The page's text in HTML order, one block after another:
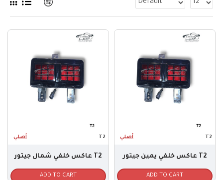
أصلي T2
عاكس خلفي شمال جيتور T2
ADD TO CART
أصلي T2
عاكس خلفي يمين جيتور T2
ADD TO CART